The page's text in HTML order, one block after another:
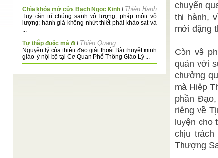
Chìa khóa mở cửa Bạch Ngọc Kinh / Thiện Hạnh
Tuy căn trí chúng sanh vô lượng, pháp môn vô
lượng; hành giả không nhứt thiết phải khảo sát và
...
Tự thắp đuốc mà đi / Thiện Quang
Nguyên lý của thiên đạo giải thoát Bài thuyết minh
giáo lý nội bộ tại Cơ Quan Phổ Thông Giáo Lý ...
chuyển
thi hành,
mới đặng
Còn về
quản với
chưởng
mà Hiệp
phần
riêng về
luyện cho
chịu
Thượng